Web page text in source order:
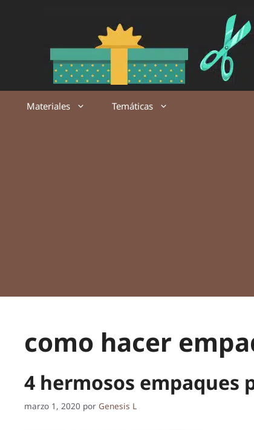
Materiales Temáticas
como hacer
4 hermosos empaques
marzo 1, 2020 por Genesis L